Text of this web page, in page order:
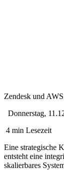
Zendesk und
Donnerstag,
4 min Lesezeit
Eine strategische
entsteht eine
skalierbares